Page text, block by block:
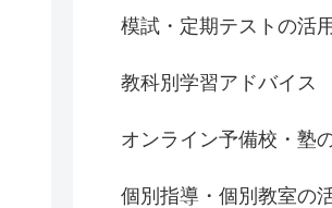
模試・定期テストの活
教科別学習アドバイス
オンライン予備校・塾
個別指導・個別教室の